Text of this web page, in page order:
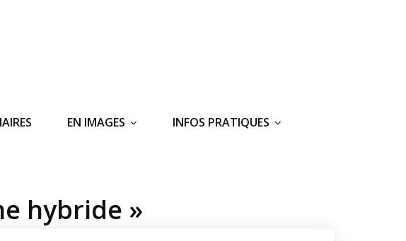
EN IMAGES INFOS PRATIQUES
hybride »